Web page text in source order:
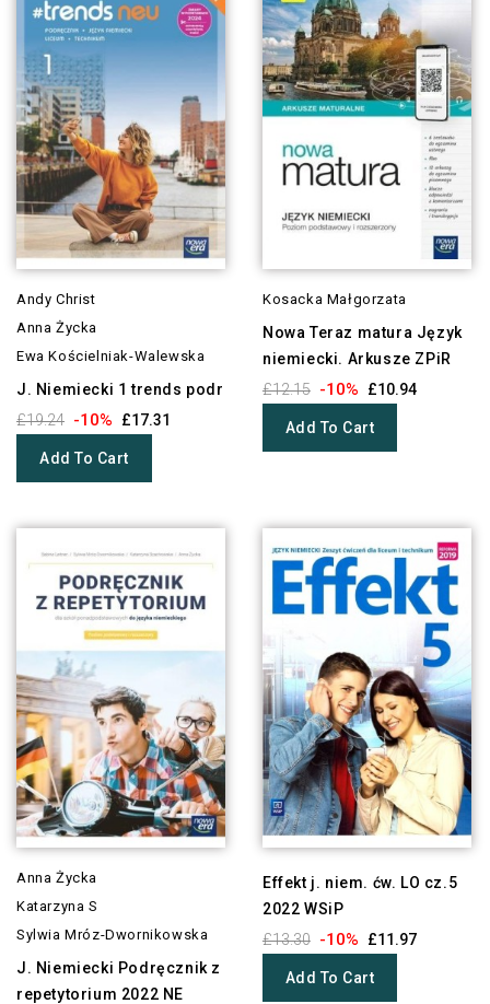
Andy Christ
Anna Życka
Ewa Kościelniak-Walewska
J. Niemiecki 1 trends podr
£19.24 -10% £17.31
Add To Cart
Kosacka Małgorzata
Nowa Teraz matura Język
niemiecki. Arkusze ZPiR
£12.15 -10% £10.94
Add To Cart
Anna Życka
Katarzyna S
Sylwia Mróz-Dwornikowska
J. Niemiecki Podręcznik z
repetytorium 2022 NE
Effekt j. niem. ćw. LO cz.5
2022 WSiP
£13.30 -10% £11.97
Add To Cart